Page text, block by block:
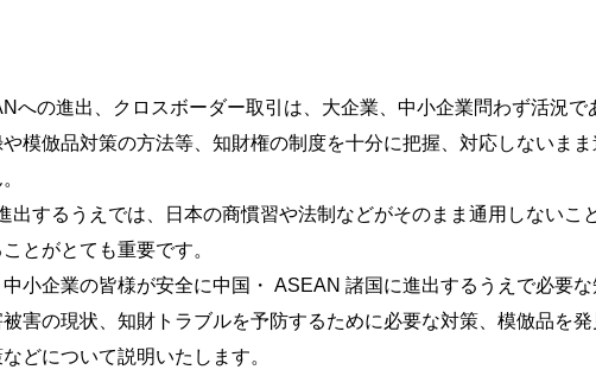
への進出、クロスボーダー取引は、大企業、中小企業問わず活況
模倣品対策の方法等、知財権の制度を十分に把握、対応しないま
出するうえでは、日本の商慣習や法制などがそのまま通用しない
とがとても重要です。
小企業の皆様が安全に中国・ ASEAN 諸国に進出するうえで必要
害の現状、知財トラブルを予防するために必要な対策、模倣品を
どについて説明いたします。